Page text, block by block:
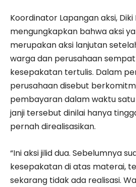
Koordinator Lapangan aksi,
mengungkapkan bahwa aksi
merupakan aksi lanjutan
warga dan perusahaan
kesepakatan tertulis. Dalam
perusahaan disebut
pembayaran dalam waktu satu
janji tersebut dinilai hanya
pernah direalisasikan.
“Ini aksi jilid dua. Sebelumnya
kesepakatan di atas materai,
sekarang tidak ada realisasi.